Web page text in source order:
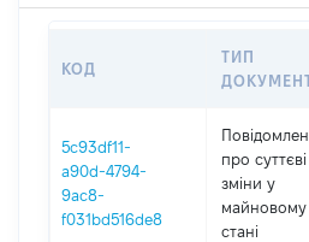
КОД
ТИП
5c93df11-
a90d-4794-
9ac8-
f031bd516de8
про суттєві
зміни y
майновому
стані